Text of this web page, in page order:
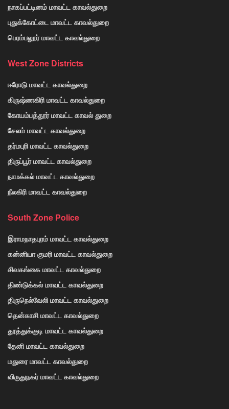
நாகப்பட்டினம் மாவட்ட காவல்துறை
புதுக்கோட்டை மாவட்ட காவல்துறை
பெரம்பலூர் மாவட்ட காவல்துறை
West Zone Districts
ஈரோடு மாவட்ட காவல்துறை
கிருஷ்ணகிரி மாவட்ட காவல்துறை
கோயம்பத்தூர் மாவட்ட காவல் துறை
சேலம் மாவட்ட காவல்துறை
தர்மபுரி மாவட்ட காவல்துறை
திருப்பூர் மாவட்ட காவல்துறை
நாமக்கல் மாவட்ட காவல்துறை
நீலகிரி மாவட்ட காவல்துறை
South Zone Police
இராமநாதபுரம் மாவட்ட காவல்துறை
கன்னியா குமரி மாவட்ட காவல்துறை
சிவகங்கை மாவட்ட காவல்துறை
திண்டுக்கல் மாவட்ட காவல்துறை
திருநெல்வேலி மாவட்ட காவல்துறை
தென்காசி மாவட்ட காவல்துறை
தூத்துக்குடி மாவட்ட காவல்துறை
தேனி மாவட்ட காவல்துறை
மதுரை மாவட்ட காவல்துறை
விருதுநகர் மாவட்ட காவல்துறை